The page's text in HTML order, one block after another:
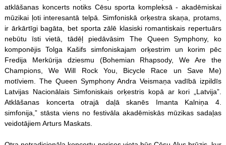
atklāšanas koncerts notiks Cēsu sporta kompleksā - akadēmiskai
mūzikai ļoti interesantā telpā. Simfoniskā orķestra skaņa, protams,
ir ārkārtīgi bagāta, bet sporta zālē klasiski romantiskais repertuārs
nebūtu īsti vietā, tādēļ piedāvāsim The Queen Symphony, ko
komponējis Tolga Kašifs simfoniskajam orķestrim un korim pēc
Fredija Merkūrija dziesmu (Bohemian Rhapsody, We Are the
Champions, We Will Rock You, Bicycle Race un Save Me)
motīviem. The Queen Symphony Andra Veismaņa vadībā izpildīs
Latvijas Nacionālais Simfoniskais orķestris kopā ar kori „Latvija”.
Atklāšanas koncerta otrajā daļā skanēs Imanta Kalniņa 4.
simfonija,” stāsta viens no festivāla akadēmiskās mūzikas sadaļas
veidotājiem Arturs Maskats.